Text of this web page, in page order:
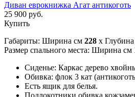
Диван еврокнижка Агат антикоготь
25 900 руб.
Купить
Габариты: Ширина см 228 x
Размер спального места: Ширина см
Сиденье: Каркас дерево
Обивка: флок 3 кат
Есть ящик для белья.
Подлокотники обивка